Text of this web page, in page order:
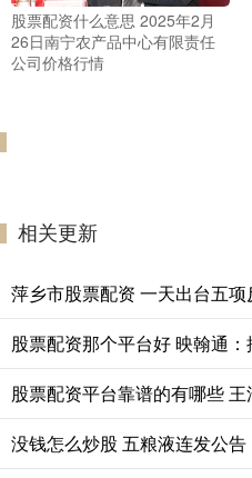
股票配资什么意思 2025年2月
26日南宁农产品中心有限责任
公司价格行情
相关更新
股票配资平台靠谱的有哪些
没钱怎么炒股 五粮液连发公